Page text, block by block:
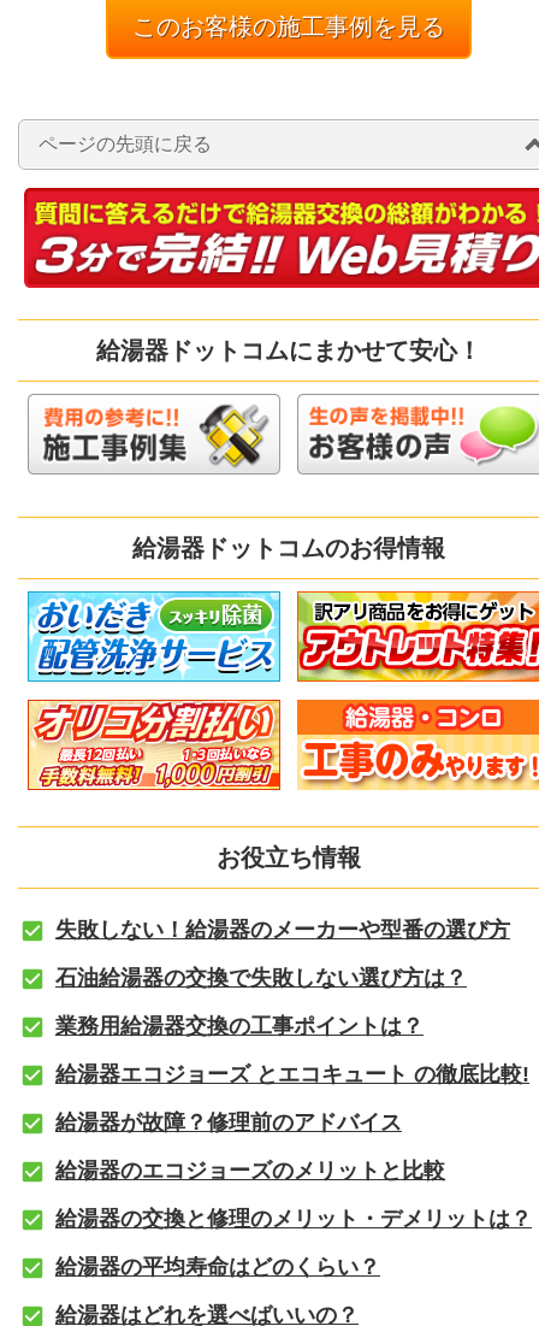
このお客様の施工事例を見る
ページの先頭に戻る
給湯器ドットコムにまかせて安心！
給湯器ドットコムのお得情報
お役立ち情報
失敗しない！給湯器のメーカーや型番の選び方
石油給湯器の交換で失敗しない選び方は？
業務用給湯器交換の工事ポイントは？
給湯器エコジョーズ とエコキュート の徹底比較!
給湯器が故障？修理前のアドバイス
給湯器のエコジョーズのメリットと比較
給湯器の交換と修理のメリット・デメリットは？
給湯器の平均寿命はどのくらい？
給湯器はどれを選べばいいの？